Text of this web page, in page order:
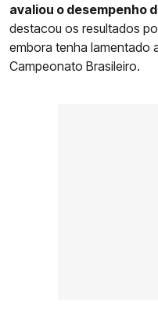
avaliou o desempenho
destacou os resultados
embora tenha lamentado
Campeonato Brasileiro.